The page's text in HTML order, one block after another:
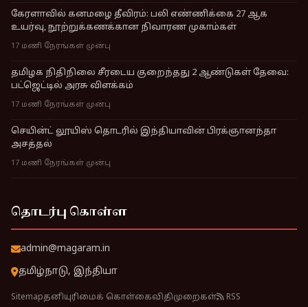
கேரளாவில் கனமழை தீவிரம்: பலி எண்ணிக்கை 27 ஆக
உயர்வு, நூற்றுக்கணக்கான நிவாரண முகாம்கள்
17 மணி நேரங்கள் முன்பு
தமிழக நிதிநிலை சீரடைய குறைந்தது 2 ஆண்டுகள் தேவை:
பட்ஜெட்டில் அரசு விளக்கம்
17 மணி நேரங்கள் முன்பு
செயின்ட் லூயிஸ் தொடரில் இந்தியாவின் பிரக்ஞானந்தா
அசத்தல்
17 மணி நேரங்கள் முன்பு
தொடர்பு கொள்ள
admin@magaram.in
தமிழ்நாடு, இந்தியா
Sitemapதனியுரிமைக் கொள்கைவிதிமுறைகள் RSS